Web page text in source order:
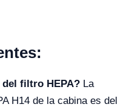
filtro HEPA? La
H14 de la cabina es del